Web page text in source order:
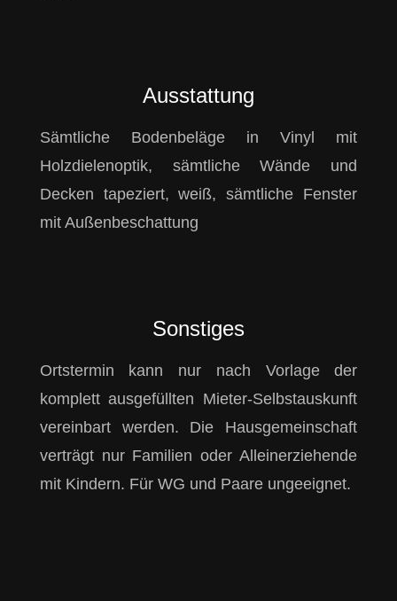
Ausstattung
Sämtliche Bodenbeläge in Vinyl mit
Holzdielenoptik, sämtliche Wände und
Decken tapeziert, weiß, sämtliche Fenster
mit Außenbeschattung
Sonstiges
Ortstermin kann nur nach Vorlage der
komplett ausgefüllten Mieter-Selbstauskunft
vereinbart werden. Die Hausgemeinschaft
verträgt nur Familien oder Alleinerziehende
mit Kindern. Für WG und Paare ungeeignet.